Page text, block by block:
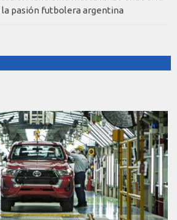
la pasión futbolera argentina